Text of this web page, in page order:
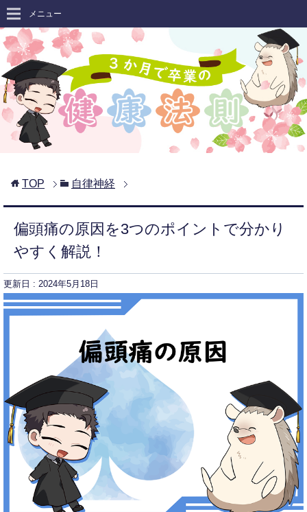
メニュー
TOP 自律神経
偏頭痛の原因を3つのポイントで分かり
やすく解説！
更新日 : 2024年5月18日